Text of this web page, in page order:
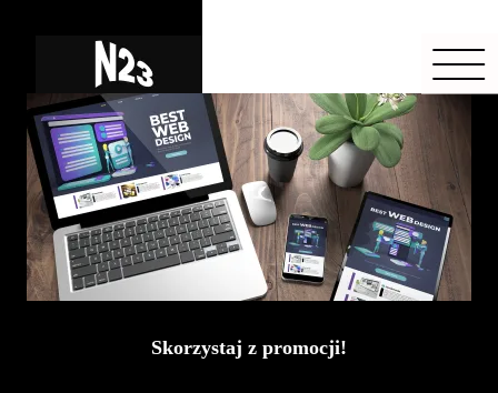
Skorzystaj z promocji!